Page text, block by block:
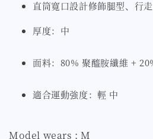
直筒寬口設計修飾腿型、行
厚度：中
面料：80% 聚醯胺纖維 +
適合運動強度：輕 中
Model wears : M